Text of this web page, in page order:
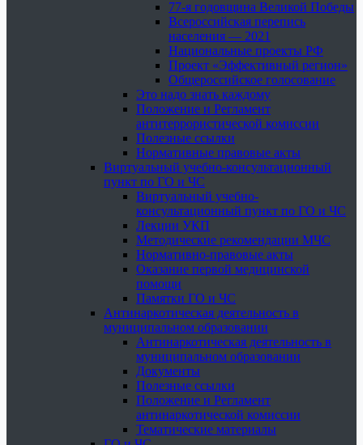
77-я годовщина Великой Победы
Всероссийская перепись
населения — 2021
Национальные проекты РФ
Проект «Эффективный регион»
Общероссийское голосование
Это надо знать каждому
Положение и Регламент
антитеррористической комиссии
Полезные ссылки
Нормативные правовые акты
Виртуальный учебно-консультационный
пункт по ГО и ЧС
Виртуальный учебно-
консультационный пункт по ГО и ЧС
Лекции УКП
Методические рекомендации МЧС
Нормативно-правовые акты
Оказание первой медицинской
помощи
Памятки ГО и ЧС
Антинаркотическая деятельность в
муниципальном образовании
Антинаркотическая деятельность в
муниципальном образовании
Документы
Полезные ссылки
Положение и Регламент
антинаркотической комиссии
Тематические материалы